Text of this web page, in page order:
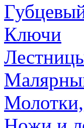
Ключи